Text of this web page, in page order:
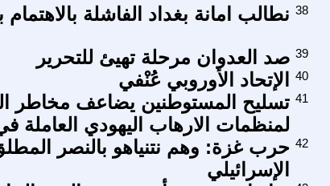
نطالب امانة بغداد الفاشلة 38
صد العدوان مرحلة تهيئ للتحرير 39
الإتحاد الأوروبي عُنْفي
40
تسليح المستوطنين يضاعف مخاطر
لمنظمات الارهاب اليهودي العاملة
41
حرب غزة: وهم نتنياهو بالنصر المطلق
الإسرائيلي
42